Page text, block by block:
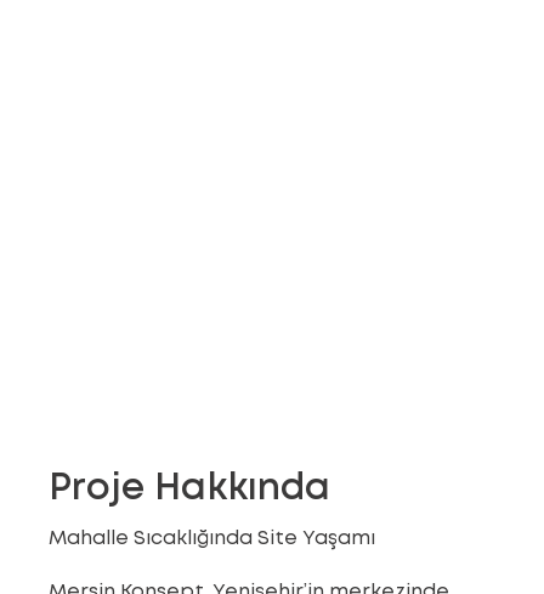
Proje Hakkında
Mahalle Sıcaklığında Site Yaşamı